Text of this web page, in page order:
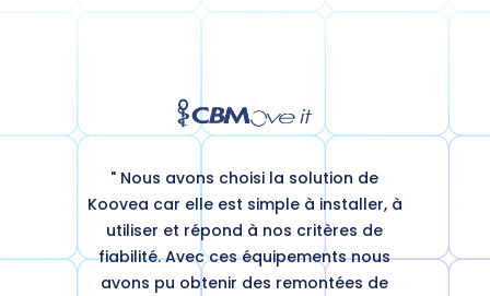
" Nous avons choisi la solution de
Koovea car elle est simple à installer, à
utiliser et répond à nos critères de
fiabilité. Avec ces équipements nous
avons pu obtenir des remontées de